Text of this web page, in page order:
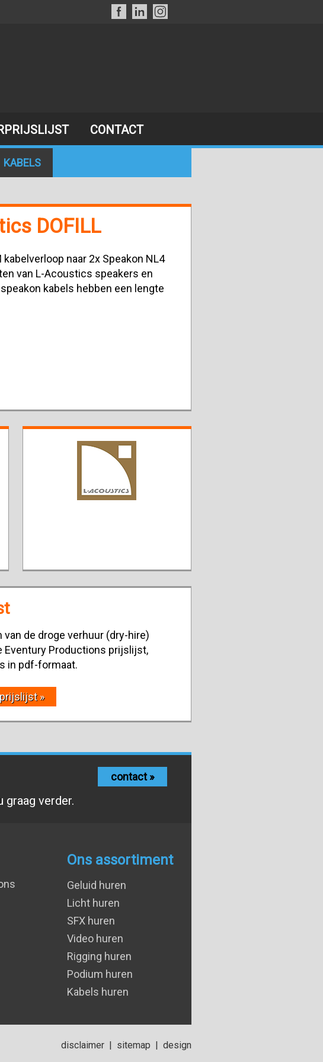
CONTACT
KABELS
DOFILL
kabelverloop naar 2x Speakon NL4
van L-Acoustics speakers en
kabels hebben een lengte
de droge verhuur (dry-hire)
Eventury Productions prijslijst,
in pdf-formaat.
»
graag verder.
contact »
Ons assortiment
Geluid huren
Licht huren
SFX huren
Video huren
Rigging huren
Podium huren
Kabels huren
disclaimer | sitemap | design